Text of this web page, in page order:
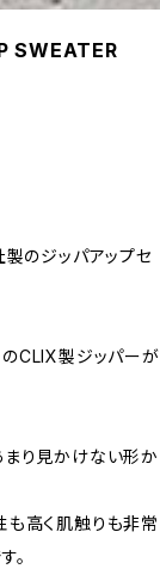
SWEATER
製のジッパアップセ
CLIX製ジッパーが
まり見かけない形か
も高く肌触りも非常
。